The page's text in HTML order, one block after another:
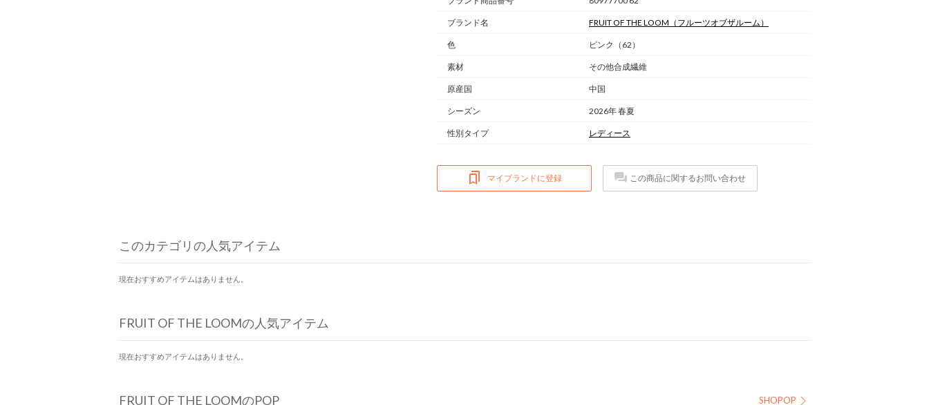
ブランド名 FRUIT OF THE LOOM （フルーツオブザルーム）
色 ピンク（62）
素材 その他合成繊維
原産国 中国
シーズン 2026年 春夏
性別タイプ レディース
マイブランドに登録 この商品に関するお問い合わせ
このカテゴリの人気アイテム
現在おすすめアイテムはありません。
FRUIT OF THE LOOMの人気アイテム
現在おすすめアイテムはありません。
FRUIT OF THE LOOMのPOP SHOPOP